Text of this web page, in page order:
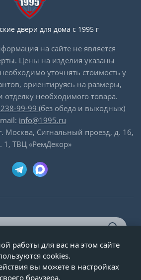
двери для дома с 1995 г
на сайте не является
Цены на изделия указаны
уточнять стоимость у
ориентируясь на размеры,
отделку необходимого товара.
99-99 (без обеда и выходных)
info@1995.ru
Москва, Сигнальный проезд, д. 16,
1, ТВЦ «РемДекор»
ИНН 5020092947, 1995-2026 г.
работы для вас на этом сайте
cookies.
вы можете в настройках
своего браузера.